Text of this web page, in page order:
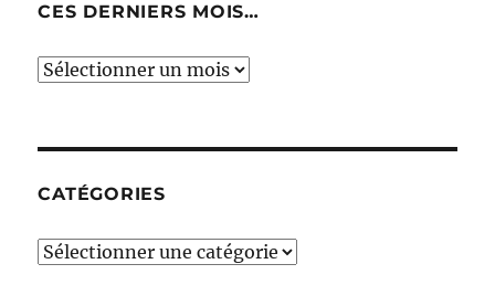
CES DERNIERS MOIS…
Ces
CATÉGORIES
Catégories